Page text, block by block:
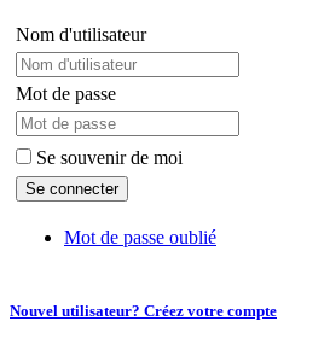
Nom d'utilisateur
Mot de passe
Se souvenir de moi
Mot de passe oublié
Nouvel utilisateur? Créez votre compte